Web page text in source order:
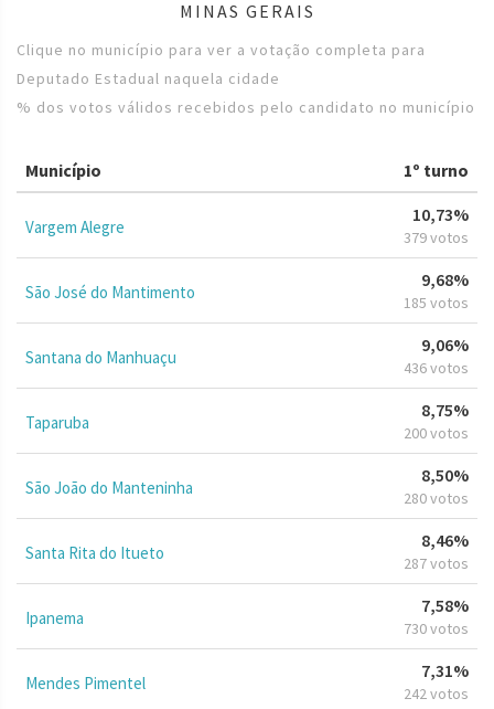
MINAS GERAIS
Clique no município para ver a votação completa para
Deputado Estadual naquela cidade
% dos votos válidos recebidos pelo candidato no município
Município 1º turno
Vargem Alegre
10,73%
379 votos
São José do Mantimento
9,68%
185 votos
Santana do Manhuaçu
9,06%
436 votos
Taparuba
8,75%
200 votos
São João do Manteninha
8,50%
280 votos
Santa Rita do Itueto
8,46%
287 votos
Ipanema
7,58%
730 votos
Mendes Pimentel
7,31%
242 votos